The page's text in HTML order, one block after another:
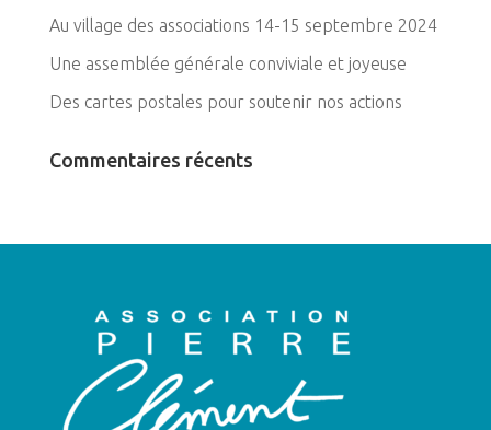
Au village des associations 14-15 septembre 2024
Une assemblée générale conviviale et joyeuse
Des cartes postales pour soutenir nos actions
Commentaires récents